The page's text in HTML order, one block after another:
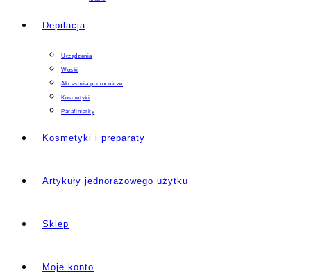
Depilacja
Urządzenia
Woski
Akcesoria pomocnicze
Kosmetyki
Parafiniarky
Kosmetyki i preparaty
Artykuły jednorazowego użytku
Sklep
Moje konto